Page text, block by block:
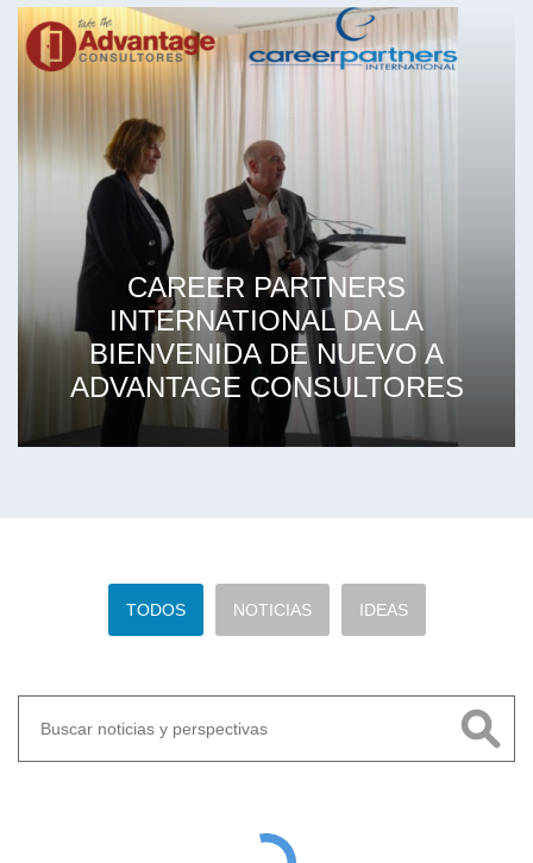
CAREER PARTNERS
INTERNATIONAL DA LA
BIENVENIDA DE NUEVO A
ADVANTAGE CONSULTORES
TODOS NOTICIAS IDEAS